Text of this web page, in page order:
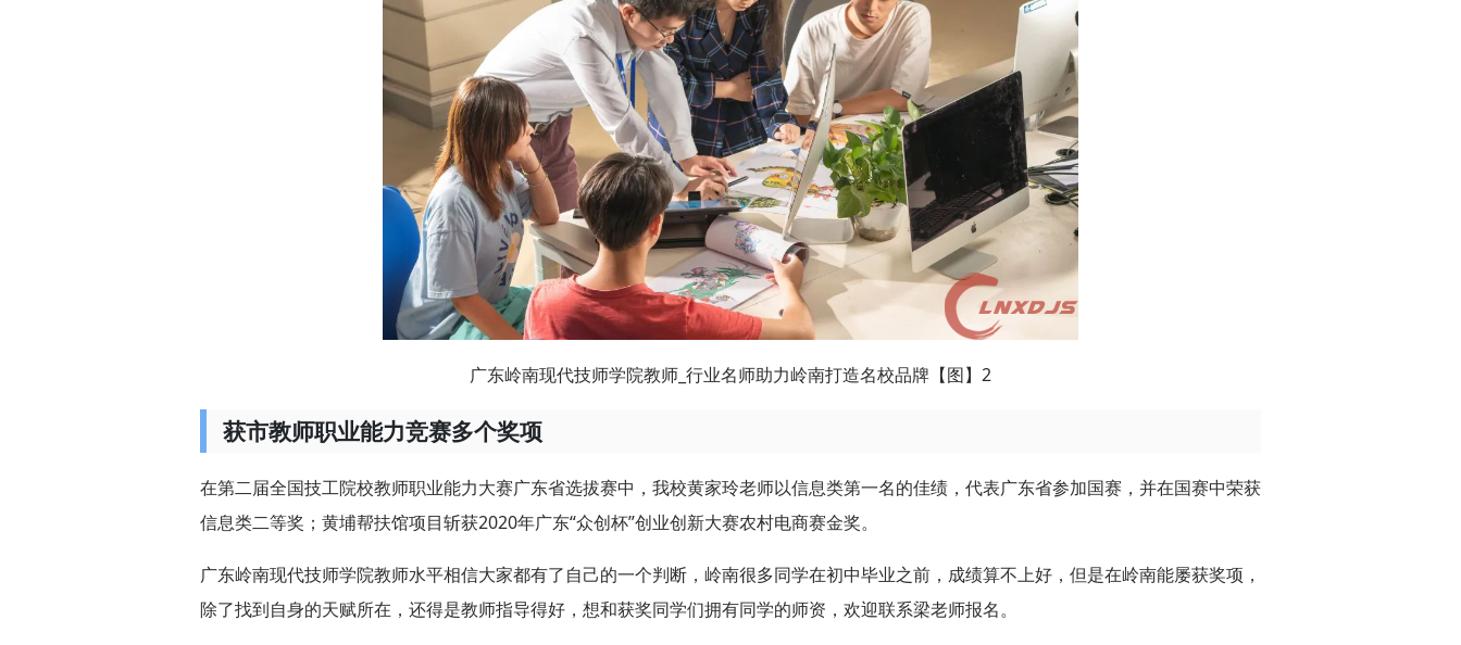
广东岭南现代技师学院教师_行业名师助力岭南打造名校品牌【图】2
获市教师职业能力竞赛多个奖项
在第二届全国技工院校教师职业能力大赛广东省选拔赛中，我校黄家玲老师以信息类第一名的佳绩，代表广东省参加国赛，并在国赛中荣获
信息类二等奖；黄埔帮扶馆项目斩获2020年广东“众创杯”创业创新大赛农村电商赛金奖。
广东岭南现代技师学院教师水平相信大家都有了自己的一个判断，岭南很多同学在初中毕业之前，成绩算不上好，但是在岭南能屡获奖项，
除了找到自身的天赋所在，还得是教师指导得好，想和获奖同学们拥有同学的师资，欢迎联系梁老师报名。